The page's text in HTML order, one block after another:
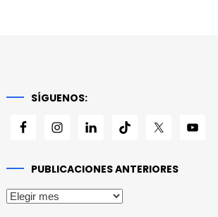
SÍGUENOS:
PUBLICACIONES ANTERIORES
Publicaciones